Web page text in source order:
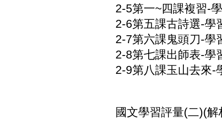
2-5第一~四課複習-
2-6第五課古詩選-學
2-7第六課鬼頭刀-學
2-8第七課出師表-學
2-9第八課玉山去來-
國文學習評量(二)(解